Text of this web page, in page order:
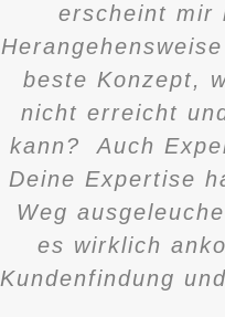
erscheint mir
beste Konzept,
nicht erreicht
kann? Auch
Deine Expertise
Weg
es wirklich
Kundenfindung